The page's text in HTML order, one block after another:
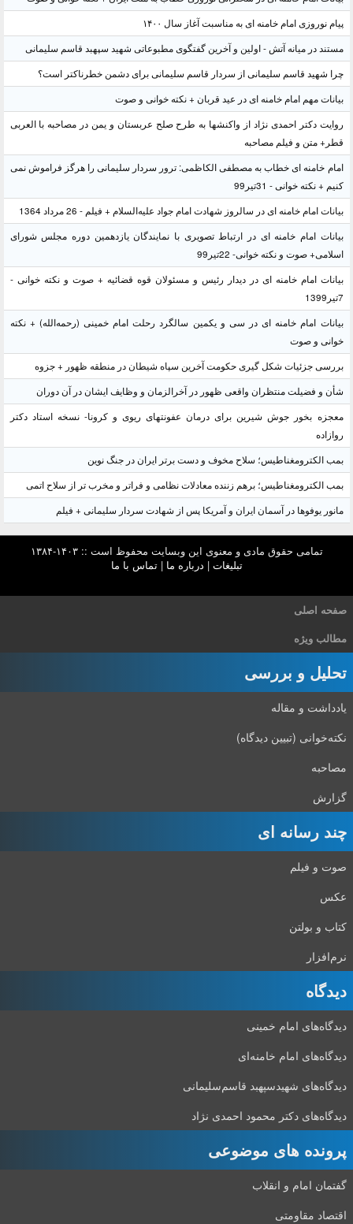
پیام نوروزی امام خامنه ای به مناسبت آغاز سال ۱۴۰۰
مستند در میانه آتش - اولین و آخرین گفتگوی مطبوعاتی شهید سپهبد قاسم سلیمانی
چرا شهید قاسم سلیمانی از سردار قاسم سلیمانی برای دشمن خطرناکتر است؟
بیانات مهم امام خامنه ای در عید قربان + نکته خوانی و صوت
روایت دکتر احمدی نژاد از واکنشها به طرح صلح عربستان و یمن در مصاحبه با العربی
قطر+ متن و فیلم مصاحبه
امام خامنه ای خطاب به مصطفی الکاظمی: ترور سردار سلیمانی را هرگز فراموش نمی
کنیم + نکته خوانی - 31تیر99
بیانات امام خامنه ای در سالروز شهادت امام جواد علیه‌السلام + فیلم - 26 مرداد 1364
بیانات امام خامنه ای در ارتباط تصویری با نمایندگان یازدهمین دوره مجلس شورای
اسلامی+ صوت و نکته خوانی- 22تیر99
بیانات امام خامنه ای در دیدار رئیس و مسئولان قوه قضائیه + صوت و نکته خوانی -
7تیر1399
بیانات امام خامنه ای در سی و یکمین سالگرد رحلت امام خمینی (رحمه‌الله) + نکته
خوانی و صوت
بررسی جزئیات شکل گیری حکومت آخرین سپاه شیطان در منطقه ظهور + جزوه
شأن و فضیلت منتظران واقعی ظهور در آخرالزمان و وظایف ایشان در آن دوران
معجزه بخور جوش شیرین برای درمان عفونتهای ریوی و کرونا- نسخه استاد دکتر
روازاده
بمب الکترومغناطیس؛ سلاح مخوف و دست برتر ایران در جنگ نوین
بمب الکترومغناطیس؛ برهم زننده معادلات نظامی و فراتر و مخرب تر از سلاح اتمی
مانور یوفوها در آسمان ایران و آمریکا پس از شهادت سردار سلیمانی + فیلم
تمامی حقوق مادی و معنوی این وبسایت محفوظ است :: ۱۴۰۳-۱۳۸۴
تبلیغات | درباره ما |تماس با ما
صفحه اصلی
مطالب ویژه
تحلیل و بررسی
یادداشت و مقاله
نکته‌خوانی (تبیین دیدگاه)
مصاحبه
گزارش
چند رسانه ای
صوت و فیلم
عکس
کتاب و بولتن
نرم‌افزار
دیدگاه‌
دیدگاه‌های امام خمینی
دیدگاه‌های امام خامنه‌ای
دیدگاه‌های شهید‌سپهبد قاسم‌سلیمانی
دیدگاه‌های دکتر محمود احمدی نژاد
پرونده های موضوعی
گفتمان امام و انقلاب
اقتصاد مقاومتی